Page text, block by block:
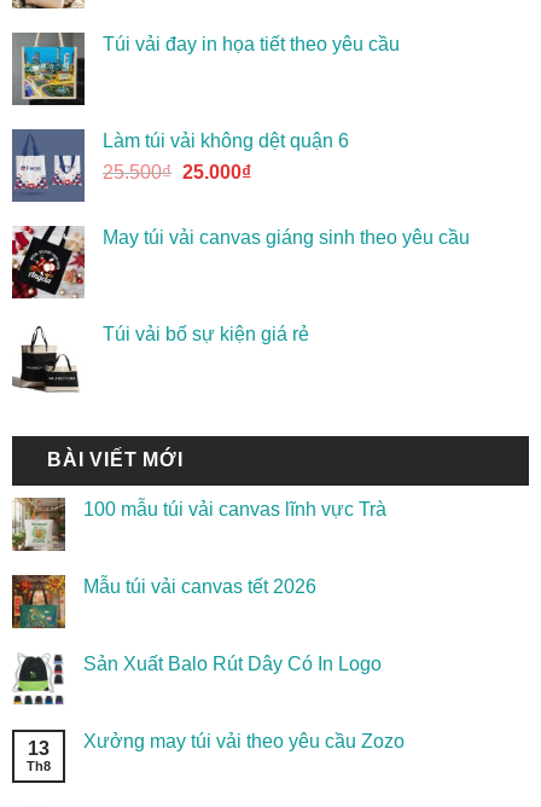
Túi vải đay in họa tiết theo yêu cầu
Làm túi vải không dệt quận 6
25.500₫ 25.000₫
May túi vải canvas giáng sinh theo yêu cầu
Túi vải bố sự kiện giá rẻ
BÀI VIẾT MỚI
100 mẫu túi vải canvas lĩnh vực Trà
Mẫu túi vải canvas tết 2026
Sản Xuất Balo Rút Dây Có In Logo
13
Th8
Xưởng may túi vải theo yêu cầu Zozo